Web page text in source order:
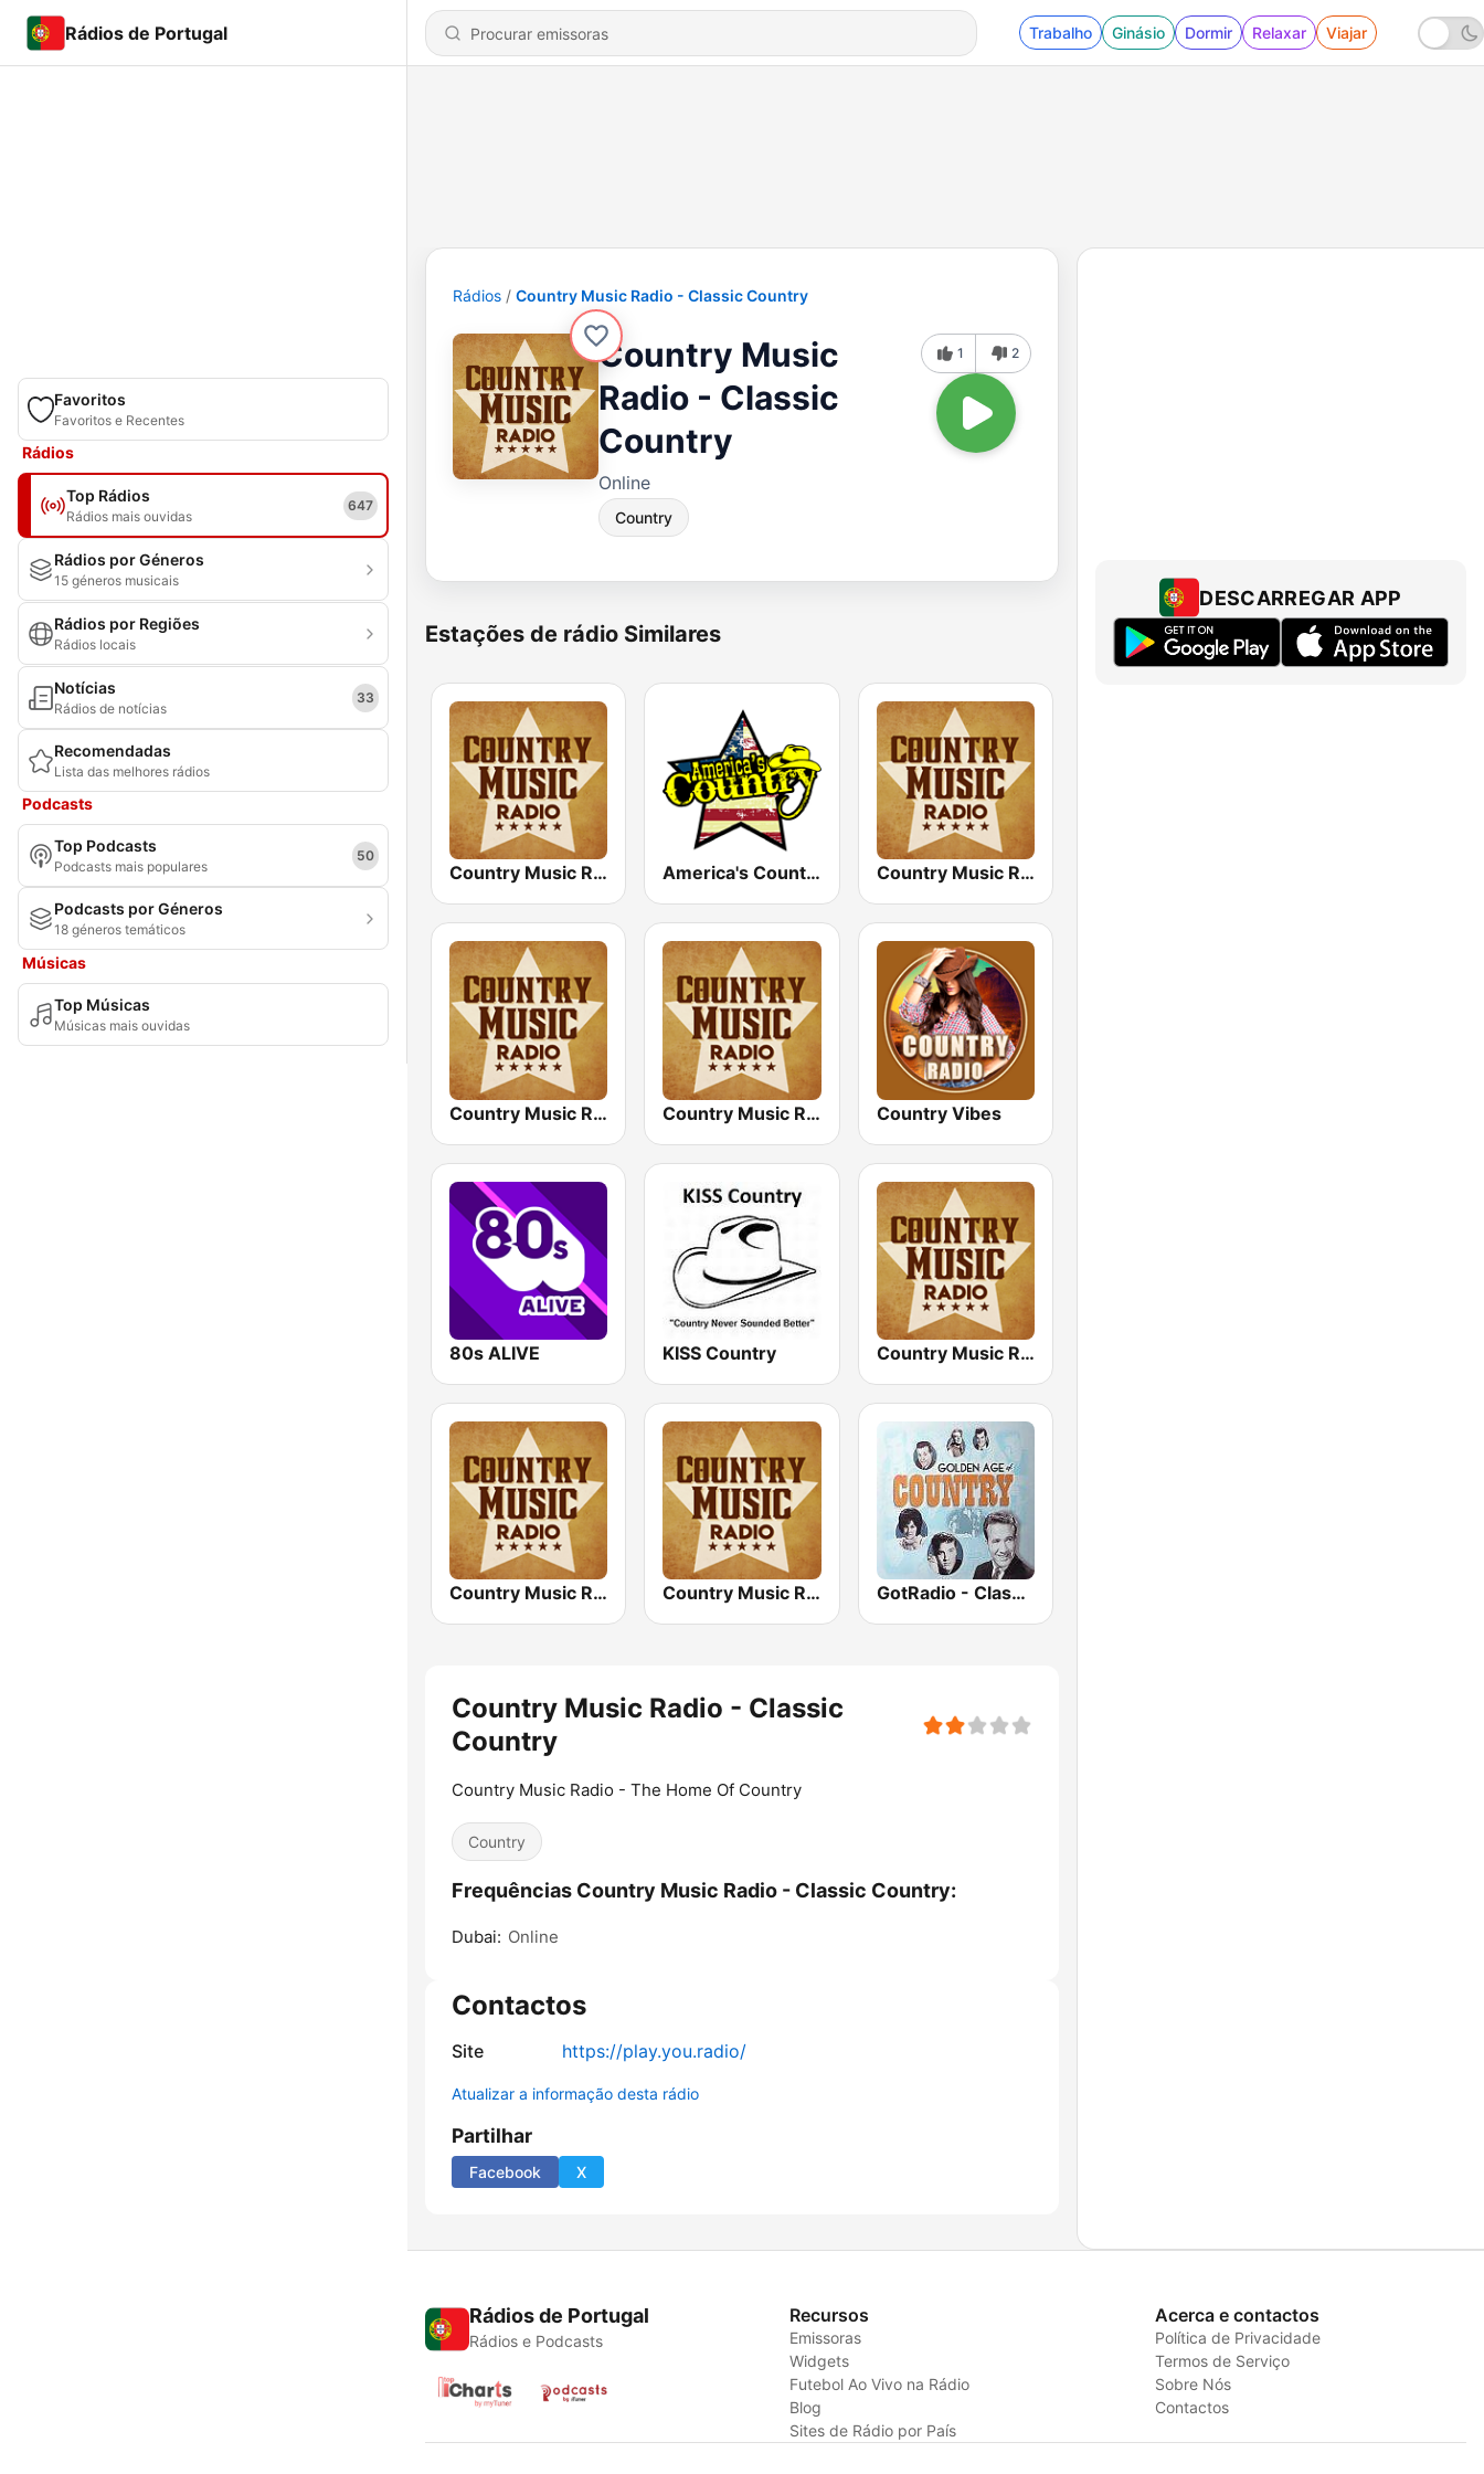
Rádios de Portugal Trabalho Ginásio Dormir Relaxar Viajar
Favoritos
Favoritos e Recentes
Rádios
Top Rádios
Rádios mais ouvidas
647
Rádios por Géneros
15 géneros musicais
Rádios por Regiões
Rádios locais
Notícias
Rádios de notícias
33
Recomendadas
Lista das melhores rádios
Podcasts
Top Podcasts
Podcasts mais populares
50
Podcasts por Géneros
18 géneros temáticos
Músicas
Top Músicas
Músicas mais ouvidas
Rádios Country Music Radio - Classic Country
Country Music
Radio - Classic
Country
Online
Country
1 2
Estações de rádio Similares
Country Music Radio - Country Mix America's Country Country Music Radio - Country Love
Country Music Radio - Today's Country Country Music Radio - 90's Country Country Vibes
80s ALIVE KISS Country Country Music Radio - 80's Country
Country Music Radio - 70's Country Country Music Radio - Easy Country GotRadio - Classic Country
Country Music Radio - Classic
Country
Country Music Radio - The Home Of Country
Country
Frequências Country Music Radio - Classic Country:
Dubai: Online
Contactos
Site https://play.you.radio/
Atualizar a informação desta rádio
Partilhar
Facebook X
DESCARREGAR APP
Rádios de Portugal
Rádios e Podcasts
Recursos
Emissoras
Widgets
Futebol Ao Vivo na Rádio
Blog
Sites de Rádio por País
Acerca e contactos
Política de Privacidade
Termos de Serviço
Sobre Nós
Contactos